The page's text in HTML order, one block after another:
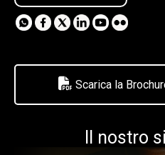
Scarica la
Il nostro